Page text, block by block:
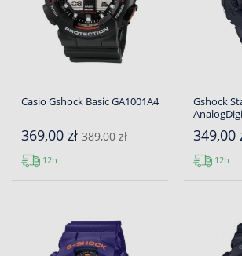
Casio Gshock Basic GA1001A4
369,00 zł 389,00 zł
12h
Gshock
349,00
12h